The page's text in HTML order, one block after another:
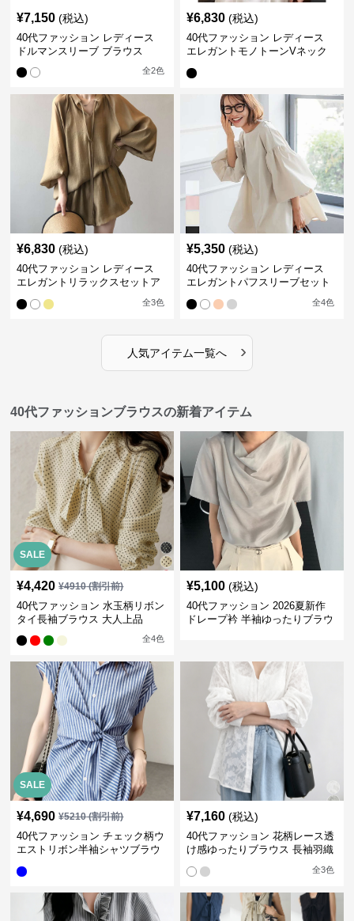
¥7,150 (税込)
40代ファッション レディース
ドルマンスリーブ ブラウス
全2色
¥6,830 (税込)
40代ファッション レディース
エレガントモノトーンVネック
¥6,830 (税込)
40代ファッション レディース
エレガントリラックスセットア
全3色
¥5,350 (税込)
40代ファッション レディース
エレガントパフスリーブセット
全4色
人気アイテム一覧へ ›
40代ファッションブラウスの新着アイテム
SALE
¥4,420 ¥4910(割引前)
40代ファッション 水玉柄リボン
タイ長袖ブラウス 大人上品
全4色
¥5,100 (税込)
40代ファッション 2026夏新作
ドレープ衿 半袖ゆったりブラウ
SALE
¥4,690 ¥5210(割引前)
40代ファッション チェック柄ウ
エストリボン半袖シャツブラウ
¥7,160 (税込)
40代ファッション 花柄レース透
け感ゆったりブラウス 長袖羽織
全3色